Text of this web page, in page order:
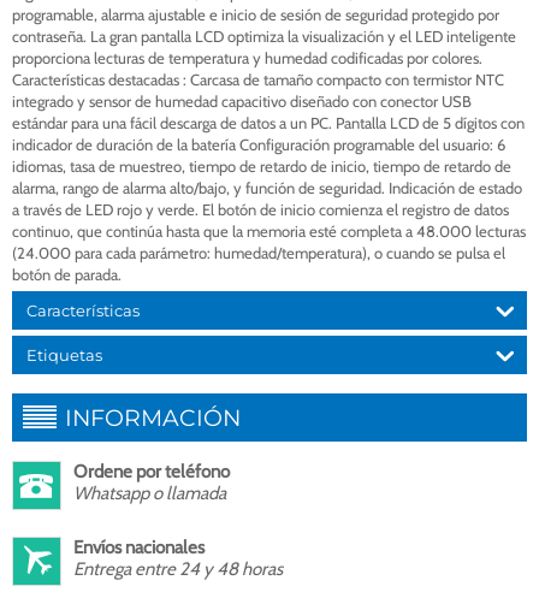
programable, alarma ajustable e inicio de sesión de seguridad protegido por
contraseña. La gran pantalla LCD optimiza la visualización y el LED inteligente
proporciona lecturas de temperatura y humedad codificadas por colores.
Características destacadas : Carcasa de tamaño compacto con termistor NTC
integrado y sensor de humedad capacitivo diseñado con conector USB
estándar para una fácil descarga de datos a un PC. Pantalla LCD de 5 dígitos con
indicador de duración de la batería Configuración programable del usuario: 6
idiomas, tasa de muestreo, tiempo de retardo de inicio, tiempo de retardo de
alarma, rango de alarma alto/bajo, y función de seguridad. Indicación de estado
a través de LED rojo y verde. El botón de inicio comienza el registro de datos
continuo, que continúa hasta que la memoria esté completa a 48.000 lecturas
(24.000 para cada parámetro: humedad/temperatura), o cuando se pulsa el
botón de parada.
Características
Etiquetas
INFORMACIÓN
Ordene por teléfono
Whatsapp o llamada
Envíos nacionales
Entrega entre 24 y 48 horas